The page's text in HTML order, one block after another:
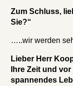
Zum Schluss,
Sie?“
…..wir werden
Lieber Herr
Ihre Zeit und
spannendes